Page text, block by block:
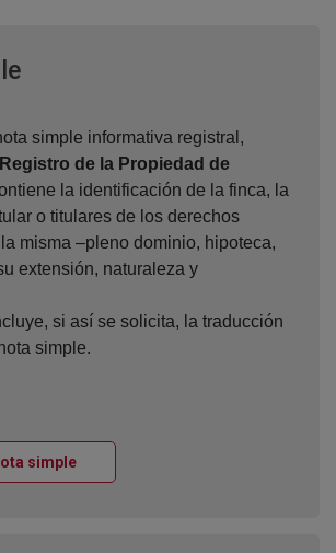
Ventana nueva
simple informativa registral,
Registro de la Propiedad de
la identificación de la finca, la
o titulares de los derechos
misma –pleno dominio, hipoteca,
extensión, naturaleza y
si así se solicita, la traducción
simple.
simpleVentana nueva